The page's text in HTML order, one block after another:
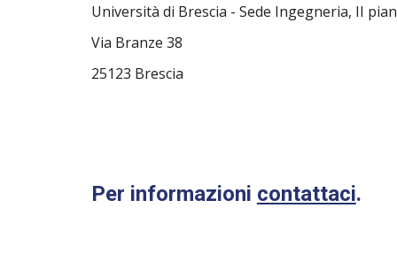
Università di Brescia - Sede Ingegneria, II
Via Branze 38
25123 Brescia
Per informazioni contattaci.